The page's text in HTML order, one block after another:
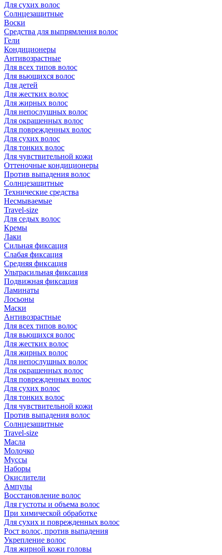
Для сухих волос
Солнцезащитные
Воски
Средства для выпрямления волос
Гели
Кондиционеры
Антивозрастные
Для всех типов волос
Для вьющихся волос
Для детей
Для жестких волос
Для жирных волос
Для непослушных волос
Для окрашенных волос
Для поврежденных волос
Для сухих волос
Для тонких волос
Для чувствительной кожи
Оттеночные кондиционеры
Против выпадения волос
Солнцезащитные
Технические средства
Несмываемые
Travel-size
Для седых волос
Кремы
Лаки
Сильная фиксация
Слабая фиксация
Средняя фиксация
Ультрасильная фиксация
Подвижная фиксация
Ламинаты
Лосьоны
Маски
Антивозрастные
Для всех типов волос
Для вьющихся волос
Для жестких волос
Для жирных волос
Для непослушных волос
Для окрашенных волос
Для поврежденных волос
Для сухих волос
Для тонких волос
Для чувствительной кожи
Против выпадения волос
Солнцезащитные
Travel-size
Масла
Молочко
Муссы
Наборы
Окислители
Ампулы
Восстановление волос
Для густоты и объема волос
При химической обработке
Для сухих и поврежденных волос
Рост волос, против выпадения
Укрепление волос
Для жирной кожи головы